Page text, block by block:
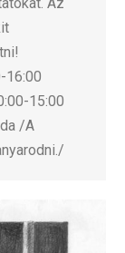
Az
16:00
15:00
/A